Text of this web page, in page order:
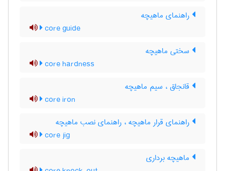
راهنمای ماهیچه
core guide
سختی ماهیچه
core hardness
قانجاق ، سیم ماهیچه
core iron
راهنمای قرار ماهیچه ، راهنمای نصب ماهیچه
core jig
ماهیچه برداری